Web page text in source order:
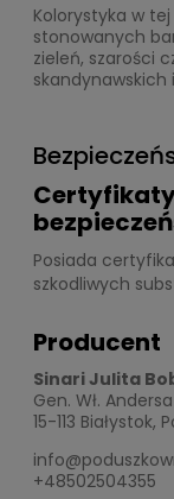
Kolorystyka w
stonowanych
zieleń, szarości
Posiada
szkodliwych
Producent
Sinari Julita
Gen. Wł.
15-113 Białystok,
+48502504355